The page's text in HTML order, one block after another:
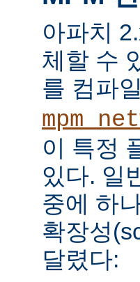
아파치
체할 수
를 컴파
이 특정
있다. 일
중에 하
확장성
달렸다: